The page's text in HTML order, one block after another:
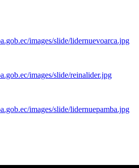
images/slide/lidernuevoarca.jpg
images/slide/reinalider.jpg
images/slide/lidernuepamba.jpg